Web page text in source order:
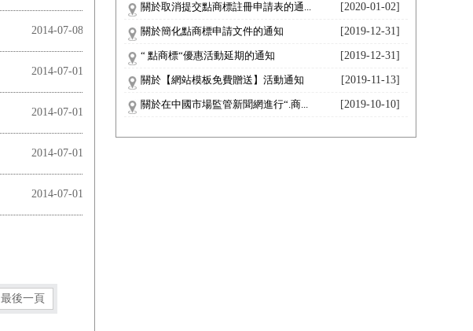
2014-07-08
2014-07-01
2014-07-01
2014-07-01
2014-07-01
最後一頁
關於取消提交點商標註冊申請表的通... [2020-01-02]
關於簡化點商標申請文件的通知 [2019-12-31]
“ 點商標“優惠活動延期的通知 [2019-12-31]
關於【網站模板免費贈送】活動通知 [2019-11-13]
關於在中國市場監管新聞網進行“.商... [2019-10-10]